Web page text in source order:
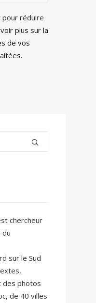
pour réduire
plus sur la
de vos
.
chercheur
du
sur le Sud
des photos
de 40 villes